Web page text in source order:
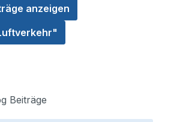
anzeigen
Beiträge